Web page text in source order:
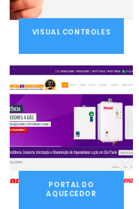
VISUAL CONTROLES
PORTAL DO
AQUECEDOR